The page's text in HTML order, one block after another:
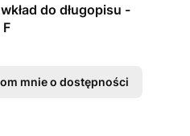
do długopisu -
mnie o dostępności